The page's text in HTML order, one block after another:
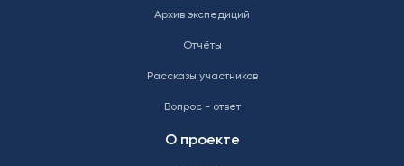
Архив экспедиций
Отчёты
Рассказы участников
Вопрос - ответ
О проекте